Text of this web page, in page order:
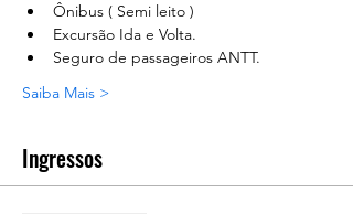
Ônibus ( Semi leito )
Excursão Ida e Volta.
Seguro de passageiros ANTT.
Saiba Mais >
Ingressos